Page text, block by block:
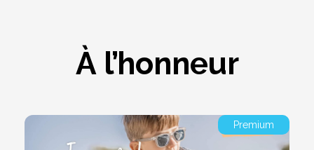
À l’honneur
Premium